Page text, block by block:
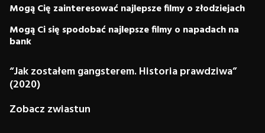
Mogą Cię zainteresować najlepsze filmy o złodziejach
Mogą Ci się spodobać najlepsze filmy o napadach na
bank
“Jak zostałem gangsterem. Historia prawdziwa”
(2020)
Zobacz zwiastun